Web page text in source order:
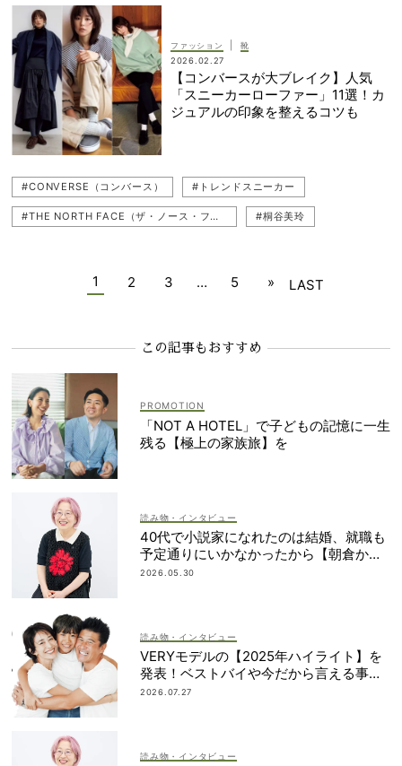
#adidas（アディダス）
ファッション
靴
2026.02.27
【コンバースが大ブレイク】人気
「スニーカーローファー」11選！カ
ジュアルの印象を整えるコツも
#CONVERSE（コンバース） #トレンドスニーカー
#THE NORTH FACE（ザ・ノース・フェイス） #桐谷美玲
#スニーカーローファー #スニーカー
1 2 3 … 5 » LAST
この記事もおすすめ
「NOT A HOTEL」で子どもの記憶に一生
残る【極上の家族旅】を
読み物・インタビュー
40代で小説家になれたのは結婚、就職も
予定通りにいかなかったから【朝倉かす
みさん】
2026.05.30
読み物・インタビュー
VERYモデルの【2025年ハイライト】を
発表！ベストバイや今だから言える事件
簿も大公開
2026.07.27
読み物・インタビュー